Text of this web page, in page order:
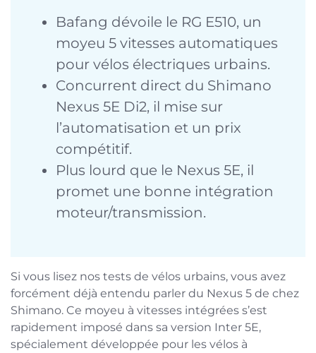
Bafang dévoile le RG E510, un
moyeu 5 vitesses automatiques
pour vélos électriques urbains.
Concurrent direct du Shimano
Nexus 5E Di2, il mise sur
l’automatisation et un prix
compétitif.
Plus lourd que le Nexus 5E, il
promet une bonne intégration
moteur/transmission.
Si vous lisez nos tests de vélos urbains, vous avez
forcément déjà entendu parler du Nexus 5 de chez
Shimano. Ce moyeu à vitesses intégrées s’est
rapidement imposé dans sa version Inter 5E,
spécialement développée pour les vélos à